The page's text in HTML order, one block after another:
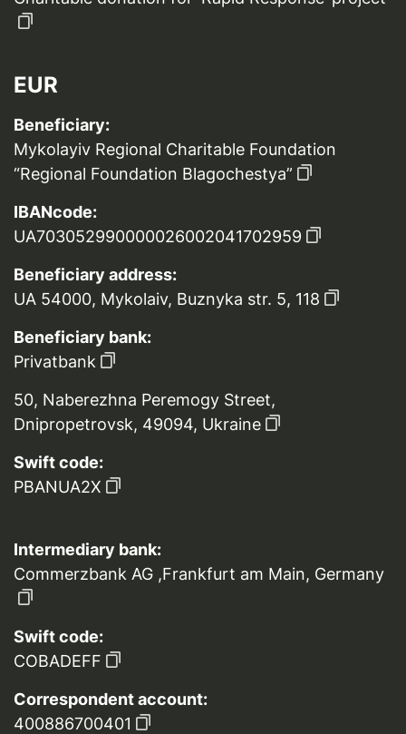
EUR
Beneficiary:
Mykolayiv Regional Charitable Foundation
“Regional Foundation Blagochestya”
IBANcode:
UA703052990000026002041702959
Beneficiary address:
UA 54000, Mykolaiv, Buznyka str. 5, 118
Beneficiary bank:
Privatbank
50, Naberezhna Peremogy Street,
Dnipropetrovsk, 49094, Ukraine
Swift code:
PBANUA2X
Intermediary bank:
Commerzbank AG ,Frankfurt am Main, Germany
Swift code:
COBADEFF
Correspondent account:
400886700401